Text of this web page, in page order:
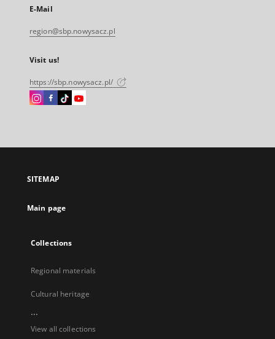
E-Mail
region@sbp.nowysacz.pl
Visit us!
https://sbp.nowysacz.pl/
Instagram
open
new
Facebook
open
new
Instagram
open
new
Instagram
open
SITEMAP
Main page
Collections
Regional materials
Cultural heritage
...
View all collections